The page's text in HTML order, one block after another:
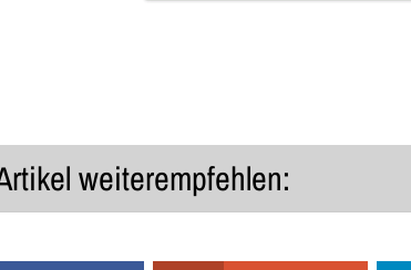
weiterempfehlen: